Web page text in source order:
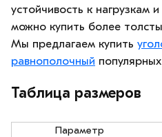
устойчивость к нагрузкам
можно купить более
Мы предлагаем купить
равнополочный
Таблица размеров
Параметр